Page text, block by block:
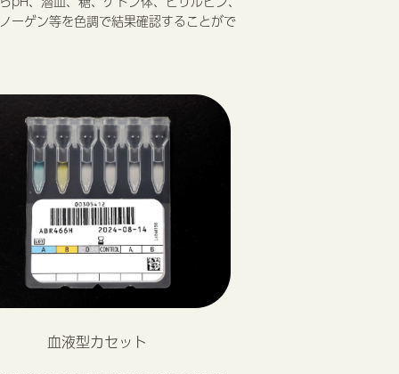
ーゲン等を色調で結果確認することがで
血液型カセット